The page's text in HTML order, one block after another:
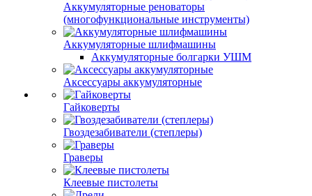
Аккумуляторные реноваторы
(многофункциональные инструменты)
Аккумуляторные шлифмашины
Аккумуляторные болгарки УШМ
Аксессуары аккумуляторные
Гайковерты
Гвоздезабиватели (степлеры)
Граверы
Клеевые пистолеты